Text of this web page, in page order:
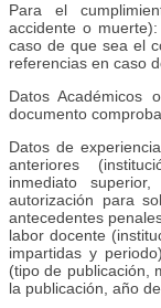
Para el
accidente o
caso de que sea el
referencias en caso
Datos Académicos
documento
Datos de
anteriores
inmediato
autorización para
antecedentes
labor docente
impartidas y
(tipo de publicación,
la publicación, año